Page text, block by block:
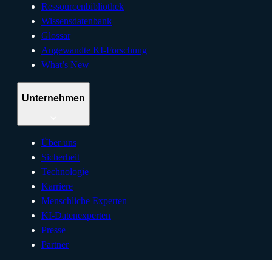
Ressourcenbibliothek
Wissensdatenbank
Glossar
Angewandte KI-Forschung
What’s New
Unternehmen
Über uns
Sicherheit
Technologie
Karriere
Menschliche Experten
KI-Datenexperten
Presse
Partner